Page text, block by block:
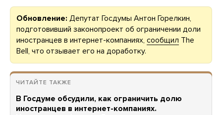
Обновление: Депутат Госдумы Антон Горелкин,
подготовивший законопроект об ограничении доли
иностранцев в интернет-компаниях, сообщил The
Bell, что отзывает его на доработку.
ЧИТАЙТЕ ТАКЖЕ
В Госдуме обсудили, как ограничить долю
иностранцев в интернет-компаниях.